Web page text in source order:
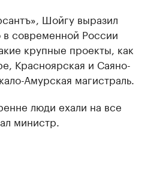
Шойгу выразил
современной России
крупные проекты, как
Красноярская и Саяно-
Амурская магистраль.
люди ехали на все
министр.